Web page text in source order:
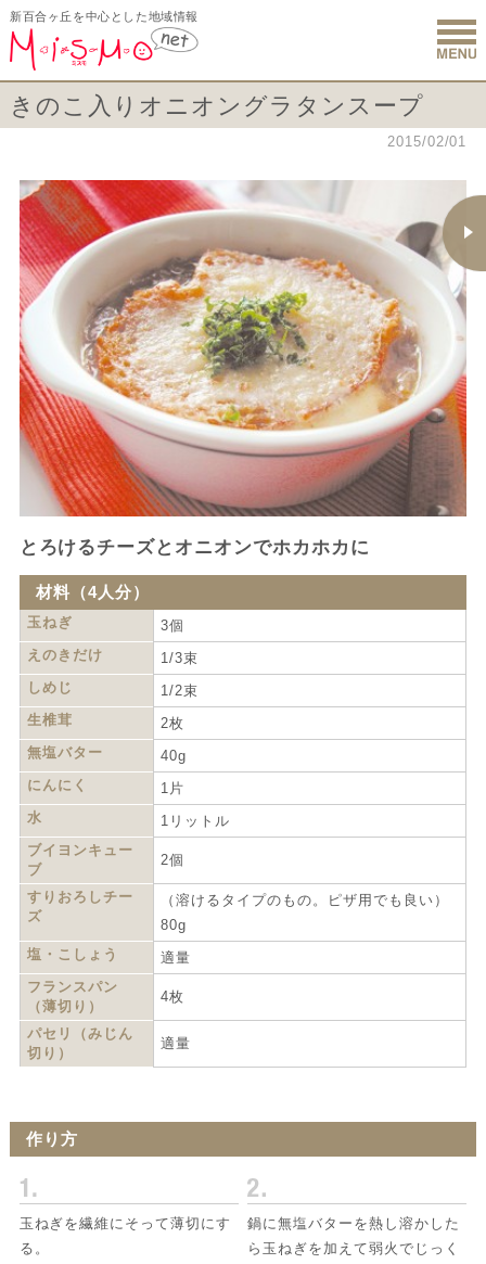
新百合ヶ丘を中心とした地域情報
新百合ヶ
きのこ入りオニオングラタンスープ
2015/02/01
とろけるチーズとオニオンでホカホカに
材料（4人分）
玉ねぎ
3個
えのきだけ
1/3束
しめじ
1/2束
生椎茸
2枚
無塩バター
40g
にんにく
1片
水
1リットル
ブイヨンキュー
ブ
2個
すりおろしチー
ズ
（溶けるタイプのもの。ピザ用でも良い）
80g
塩・こしょう
適量
フランスパン
（薄切り）
4枚
パセリ（みじん
切り）
適量
作り方
玉ねぎを繊維にそって薄切にす
る。
鍋に無塩バターを熱し溶かした
ら玉ねぎを加えて弱火でじっく